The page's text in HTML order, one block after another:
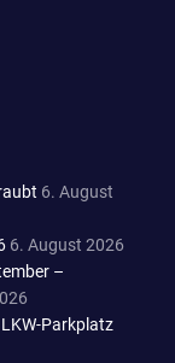
6. August
6. August 2026
–
Parkplatz